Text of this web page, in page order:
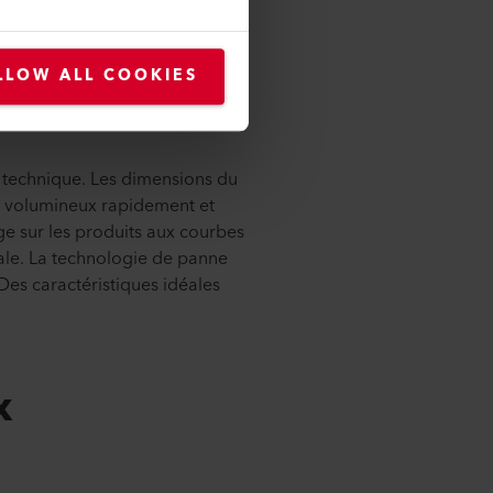
ALL COOKIES
Les dimensions du
rapidement et
sur les produits aux courbes
La technologie de panne
caractéristiques idéales